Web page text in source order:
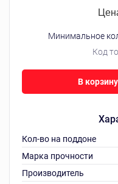
Код
Минимальное
Кол-во на поддоне
Марка прочности
Производитель
В корзину